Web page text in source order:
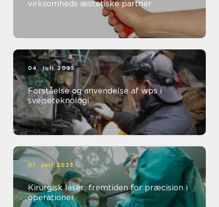
virksomheds æstetiske partner
04. juli 2025
Forståelse og anvendelse af wps i
svejseteknologi
01. juli 2025
Kirurgisk laser: fremtiden for præcision i
operationer